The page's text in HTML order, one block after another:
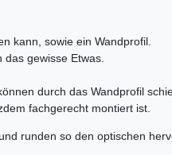
kann, sowie ein Wandprofil.
gewisse Etwas.
durch das Wandprofil
fachgerecht montiert ist.
runden so den optischen